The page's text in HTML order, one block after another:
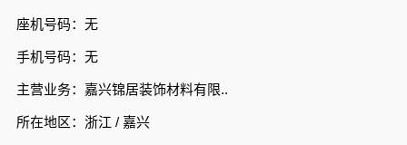
座机号码：无
手机号码：无
主营业务：嘉兴锦居装饰材料有限..
所在地区：浙江 / 嘉兴